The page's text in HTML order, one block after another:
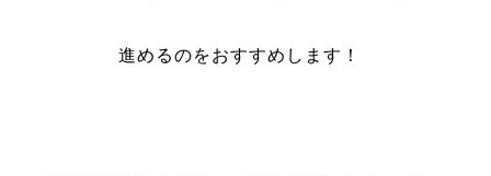
進めるのをおすすめします！